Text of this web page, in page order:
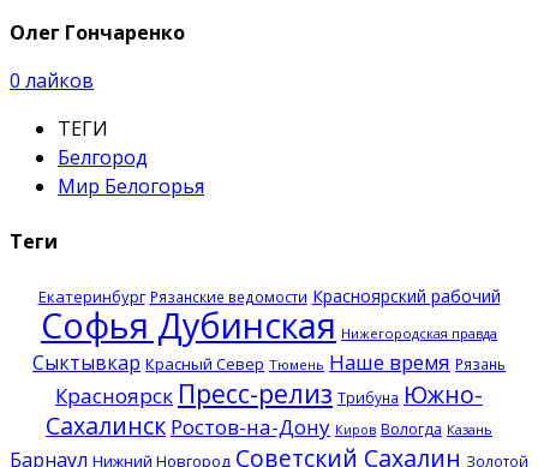
Олег Гончаренко
0 лайков
ТЕГИ
Белгород
Мир Белогорья
Теги
Екатеринбург Рязанские ведомости Красноярский рабочий
Софья Дубинская Нижегородская правда
Сыктывкар Красный Север Тюмень Наше время Рязань
Красноярск Пресс-релиз Трибуна Южно-
Сахалинск Ростов-на-Дону Киров Вологда Казань
Барнаул Нижний Новгород Советский Сахалин Золотой